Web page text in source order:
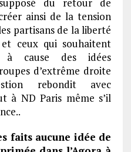
du retour de
ainsi de la tension
partisans de la liberté
et ceux qui souhaitent
à cause des idées
d’extrême droite
rebondit avec
à ND Paris même s’il
faits aucune idée de